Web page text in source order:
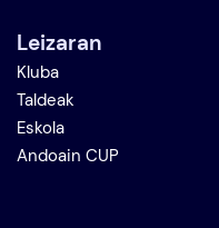
Leizaran
Kluba
Taldeak
Eskola
Andoain CUP